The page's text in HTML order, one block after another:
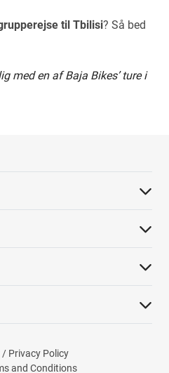
til Tbilisi? Så bed
med en af Baja Bikes’ ture i
/ Privacy Policy
and Conditions